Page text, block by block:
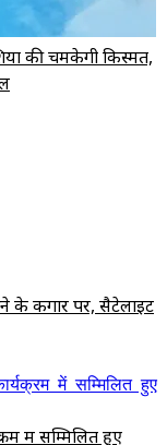
की चमकेगी किस्मत,
के कगार पर, सैटेलाइट
में सम्मिलित हुए